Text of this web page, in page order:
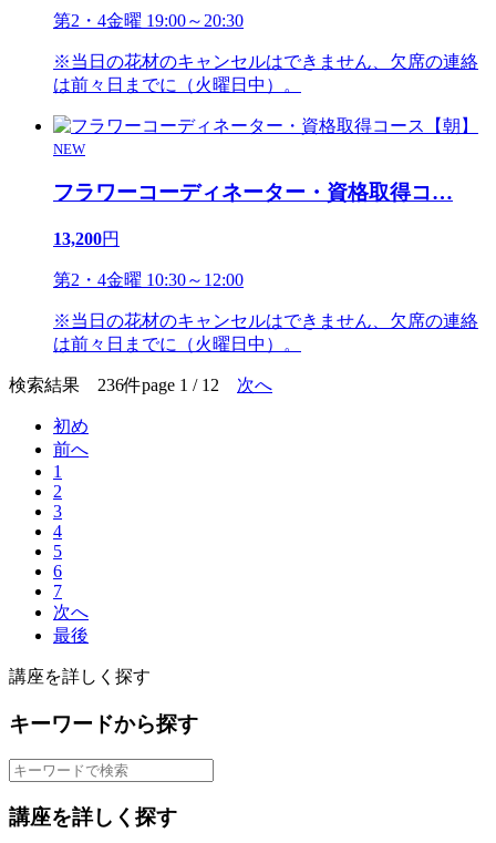
第2・4金曜 19:00～20:30
※当日の花材のキャンセルはできません、欠席の連絡
は前々日までに（火曜日中）。
NEW
フラワーコーディネーター・資格取得コ…
13,200円
第2・4金曜 10:30～12:00
※当日の花材のキャンセルはできません、欠席の連絡
は前々日までに（火曜日中）。
検索結果 236件page 1 / 12 次へ
初め
前へ
1
2
3
4
5
6
7
次へ
最後
講座を詳しく探す
キーワードから探す
講座を詳しく探す